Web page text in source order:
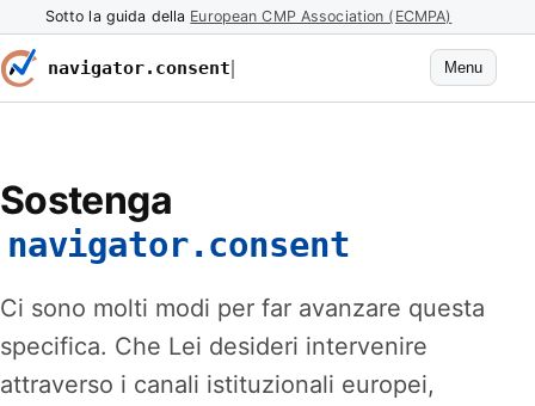
Sotto la guida della European CMP Association (ECMPA)
navigator.consent Menu
Sostenga
navigator.consent
Ci sono molti modi per far avanzare questa
specifica. Che Lei desideri intervenire
attraverso i canali istituzionali europei,